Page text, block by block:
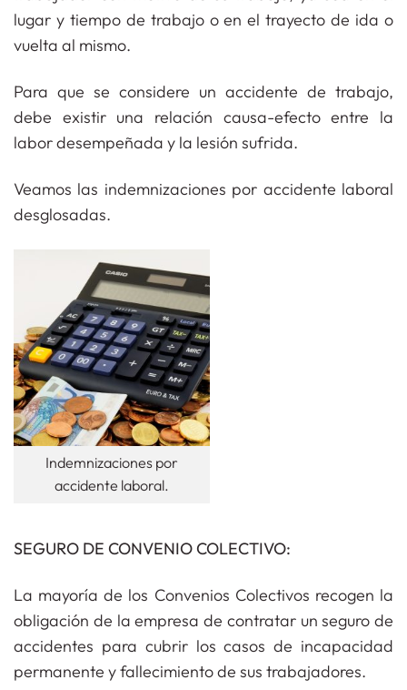
lugar y tiempo de trabajo o en el trayecto de ida o
vuelta al mismo.
Para que se considere un accidente de trabajo,
debe existir una relación causa-efecto entre la
labor desempeñada y la lesión sufrida.
Veamos las indemnizaciones por accidente laboral
desglosadas.
Indemnizaciones por
accidente laboral.
SEGURO DE CONVENIO COLECTIVO:
La mayoría de los Convenios Colectivos recogen la
obligación de la empresa de contratar un seguro de
accidentes para cubrir los casos de incapacidad
permanente y fallecimiento de sus trabajadores.